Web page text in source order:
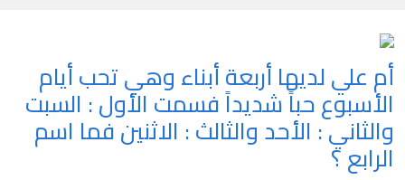
أم علي لديها أربعة أبناء وهي تحب أيام
الأسبوع حباً شديداً فسمت الأول : السبت
والثاني : الأحد والثالث : الاثنين فما اسم
الرابع ؟